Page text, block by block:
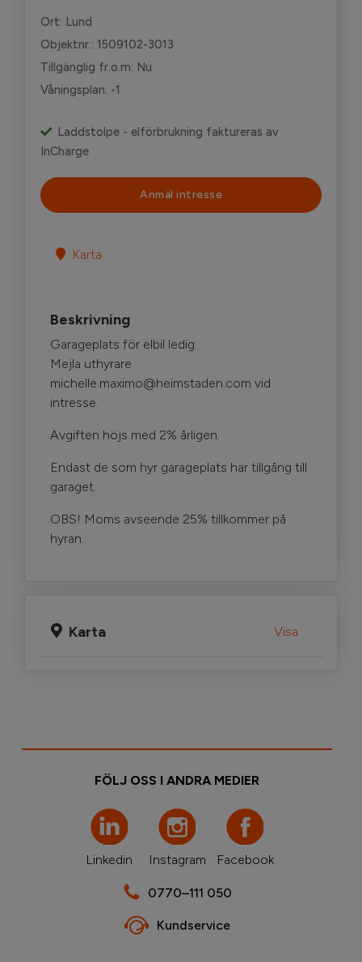
Ort: Lund
Objektnr.: 1509102-3013
Tillgänglig fr.o.m: Nu
Våningsplan: -1
Laddstolpe - elförbrukning faktureras av
InCharge
Anmäl intresse
Karta
Beskrivning
Garageplats för elbil ledig.
Mejla uthyrare
michelle.maximo@heimstaden.com vid
intresse.
Avgiften höjs med 2% årligen.
Endast de som hyr garageplats har tillgång till
garaget.
OBS! Moms avseende 25% tillkommer på
hyran.
Karta Visa
FÖLJ OSS I ANDRA MEDIER
Linkedin Instagram Facebook
0770–111 050
Kundservice